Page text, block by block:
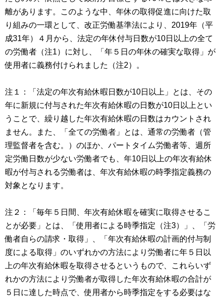
離があります。このような中、年休の取得促進に向けた取
り組みの一環として、改正労働基準法により、2019年（平
成31年）４月から、法定の年休付与日数が10日以上の全て
の労働者（注1）に対し、「年５日の年休の確実な取得」が
使用者に義務付けられました（注2）。
注１：「法定の年次有給休暇日数が10日以上」とは、その
年に新規に付与された年次有給休暇の日数が10日以上とい
うことで、繰り越した年次有給休暇の日数はカウントされ
ません。また、「全ての労働者」とは、通常の労働者（管
理監督者を含む。）のほか、パートタイム労働者等、週所
定労働日数が少ない労働者でも、年10日以上の年次有給休
暇が付与される労働者は、年次有給休暇の時季指定義務の
対象となります。
注２：「毎年５日間、年次有給休暇を確実に取得させるこ
とが必要」とは、「使用者による時季指定（注3）」、「労
働者自らの請求・取得」、「年次有給休暇の計画的付与制
度による取得」のいずれかの方法により労働者に年５日以
上の年次有給休暇を取得させるというもので、これらいず
れかの方法により労働者が取得した年次有給休暇の合計が
５日に達した時点で、使用者から時季指定をする必要はな